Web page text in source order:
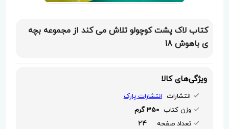
کتاب لاک پشت کوچولو تلاش می کند از مجموعه بچه
ی باهوش 18
ویژگی‌های کالا
انتشارات انتشارات پارک
وزن کتاب 350 گرم
تعداد صفحه
24